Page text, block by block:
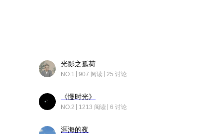
光影之孤荷
NO.1 907 阅读 25 讨论
《慢时光》
NO.2 1213 阅读 6 讨论
洱海的夜